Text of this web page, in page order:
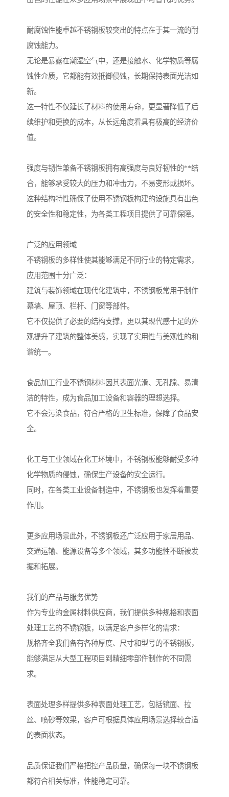
耐腐蚀性能卓越不锈钢板较突出的特点在于其一流的耐
腐蚀能力。
无论是暴露在潮湿空气中，还是接触水、化学物质等腐
蚀性介质，它都能有效抵御侵蚀，长期保持表面光洁如
新。
这一特性不仅延长了材料的使用寿命，更显著降低了后
续维护和更换的成本，从长远角度看具有极高的经济价
值。
强度与韧性兼备不锈钢板拥有高强度与良好韧性的**结
合，能够承受较大的压力和冲击力，不易变形或损坏。
这种结构特性确保了使用不锈钢板构建的设施具有出色
的安全性和稳定性，为各类工程项目提供了可靠保障。
广泛的应用领域
不锈钢板的多样性使其能够满足不同行业的特定需求，
应用范围十分广泛：
建筑与装饰领域在现代化建筑中，不锈钢板常用于制作
幕墙、屋顶、栏杆、门窗等部件。
它不仅提供了必要的结构支撑，更以其现代感十足的外
观提升了建筑的整体美感，实现了实用性与美观性的和
谐统一。
食品加工行业不锈钢材料因其表面光滑、无孔隙、易清
洁的特性，成为食品加工设备和容器的理想选择。
它不会污染食品，符合严格的卫生标准，保障了食品安
全。
化工与工业领域在化工环境中，不锈钢板能够耐受多种
化学物质的侵蚀，确保生产设备的安全运行。
同时，在各类工业设备制造中，不锈钢板也发挥着重要
作用。
更多应用场景此外，不锈钢板还广泛应用于家居用品、
交通运输、能源设备等多个领域，其多功能性不断被发
掘和拓展。
我们的产品与服务优势
作为专业的金属材料供应商，我们提供多种规格和表面
处理工艺的不锈钢板，以满足客户多样化的需求：
规格齐全我们备有各种厚度、尺寸和型号的不锈钢板，
能够满足从大型工程项目到精细零部件制作的不同需
求。
表面处理多样提供多种表面处理工艺，包括镜面、拉
丝、喷砂等效果，客户可根据具体应用场景选择较合适
的表面状态。
品质保证我们严格把控产品质量，确保每一块不锈钢板
都符合相关标准，性能稳定可靠。